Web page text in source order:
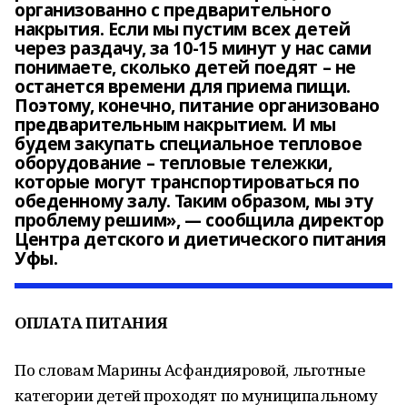
организованно с предварительного
накрытия. Если мы пустим всех детей
через раздачу, за 10-15 минут у нас сами
понимаете, сколько детей поедят – не
останется времени для приема пищи.
Поэтому, конечно, питание организовано
предварительным накрытием. И мы
будем закупать специальное тепловое
оборудование – тепловые тележки,
которые могут транспортироваться по
обеденному залу. Таким образом, мы эту
проблему решим», — сообщила директор
Центра детского и диетического питания
Уфы.
ОПЛАТА ПИТАНИЯ
По словам Марины Асфандияровой, льготные
категории детей проходят по муниципальному